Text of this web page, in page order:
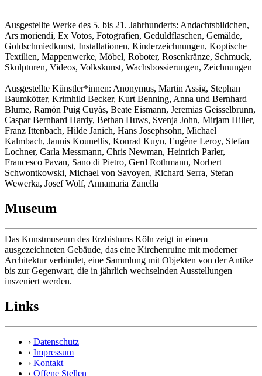
Ausgestellte Werke des 5. bis 21. Jahrhunderts: Andachtsbildchen,
Ars moriendi, Ex Votos, Fotografien, Geduldflaschen, Gemälde,
Goldschmiedkunst, Installationen, Kinderzeichnungen, Koptische
Textilien, Mappenwerke, Möbel, Roboter, Rosenkränze, Schmuck,
Skulpturen, Videos, Volkskunst, Wachsbossierungen, Zeichnungen
Ausgestellte Künstler*innen: Anonymus, Martin Assig, Stephan
Baumkötter, Krimhild Becker, Kurt Benning, Anna und Bernhard
Blume, Ramón Puig Cuyàs, Beate Eismann, Jeremias Geisselbrunn,
Caspar Bernhard Hardy, Bethan Huws, Svenja John, Mirjam Hiller,
Franz Ittenbach, Hilde Janich, Hans Josephsohn, Michael
Kalmbach, Jannis Kounellis, Konrad Kuyn, Eugène Leroy, Stefan
Lochner, Carla Messmann, Chris Newman, Heinrich Parler,
Francesco Pavan, Sano di Pietro, Gerd Rothmann, Norbert
Schwontkowski, Michael von Savoyen, Richard Serra, Stefan
Wewerka, Josef Wolf, Annamaria Zanella
Museum
Das Kunstmuseum des Erzbistums Köln zeigt in einem
ausgezeichneten Gebäude, das eine Kirchenruine mit moderner
Architektur verbindet, eine Sammlung mit Objekten von der Antike
bis zur Gegenwart, die in jährlich wechselnden Ausstellungen
inszeniert werden.
Links
› Datenschutz
› Impressum
› Kontakt
› Offene Stellen